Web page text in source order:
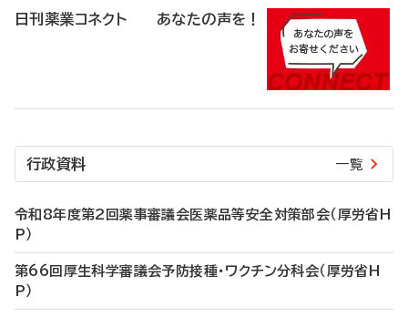
日刊薬業コネクト あなたの声を！
行政資料 一覧
令和8年度第2回薬事審議会医薬品等安全対策部会（厚労省H
P）
第66回厚生科学審議会予防接種・ワクチン分科会（厚労省H
P）